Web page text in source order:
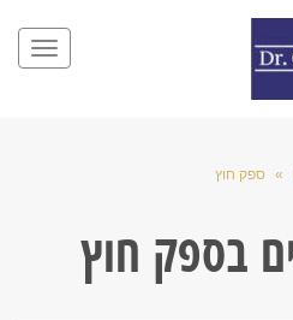
» ספק חוץ
בספק חוץ